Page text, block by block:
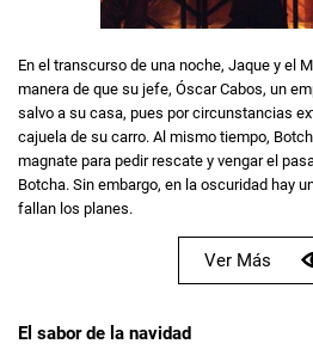
En el transcurso de una noche, Jaque y el
manera de que su jefe, Óscar Cabos, un
salvo a su casa, pues por circunstancias
cajuela de su carro. Al mismo tiempo,
magnate para pedir rescate y vengar el
Botcha. Sin embargo, en la oscuridad hay
fallan los planes.
Ver Más
El sabor de la navidad